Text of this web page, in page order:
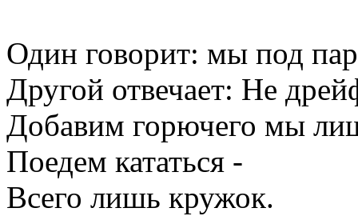
Один говорит: мы под
Другой отвечает: Не
Добавим горючего мы
Поедем кататься -
Всего лишь кружок.